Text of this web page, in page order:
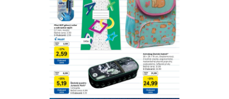
Detaily platnosti